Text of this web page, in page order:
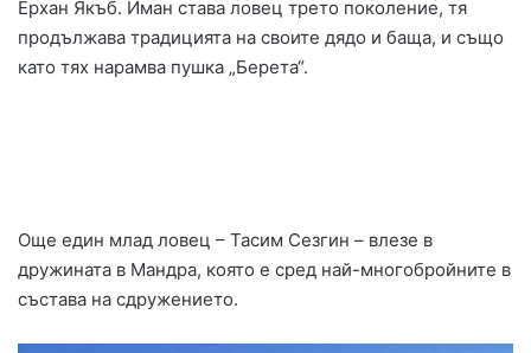
Ерхан Якъб. Иман става ловец трето поколение, тя
продължава традицията на своите дядо и баща, и също
като тях нарамва пушка „Берета“.
Още един млад ловец – Тасим Сезгин – влезе в
дружината в Мандра, която е сред най-многобройните в
състава на сдружението.